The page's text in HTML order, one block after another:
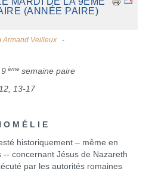
(ANNÉE PAIRE)
Armand Veilleux
ème semaine paire
13-17
O M É L I E
historiquement – même en
concernant Jésus de Nazareth
par les autorités romaines